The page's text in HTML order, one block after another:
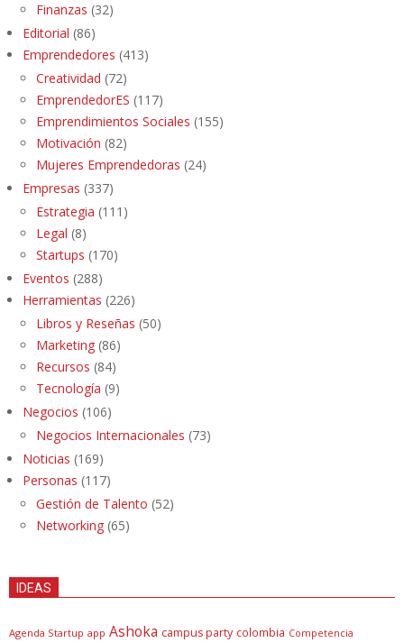
Finanzas (32)
Editorial (86)
Emprendedores (413)
Creatividad (72)
EmprendedorES (117)
Emprendimientos Sociales (155)
Motivación (82)
Mujeres Emprendedoras (24)
Empresas (337)
Estrategia (111)
Legal (8)
Startups (170)
Eventos (288)
Herramientas (226)
Libros y Reseñas (50)
Marketing (86)
Recursos (84)
Tecnología (9)
Negocios (106)
Negocios Internacionales (73)
Noticias (169)
Personas (117)
Gestión de Talento (52)
Networking (65)
IDEAS
Agenda Startup app Ashoka campus party colombia Competencia